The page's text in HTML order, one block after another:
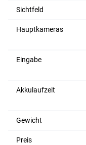
Sichtfeld
Hauptkameras
Eingabe
Akkulaufzeit
Gewicht
Preis